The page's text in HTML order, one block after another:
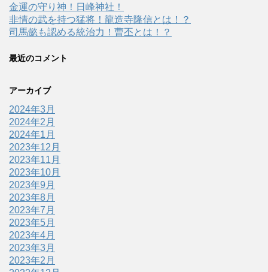
金運の守り神！日峰神社！
非情の武を持つ猛将！龍造寺隆信とは！？
司馬懿も認める統治力！曹丕とは！？
最近のコメント
アーカイブ
2024年3月
2024年2月
2024年1月
2023年12月
2023年11月
2023年10月
2023年9月
2023年8月
2023年7月
2023年5月
2023年4月
2023年3月
2023年2月